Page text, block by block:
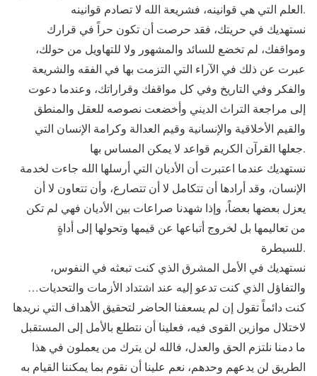
العلم التي هي قوانينه، فشريعة الله لا تصادم قوانينه.
نستهديك في حريتك، فقد حرصت أن تكون حراً في قرارك
ومواقفك، لم تخضع للسائد والمشهور ولا للتهاويل من حولك،
عبرت عن ذلك في الآراء التي التزمت بها في الفقه والشريعة
والفكر وفي التاريخ وفي كل مواقفك وقراراتك، وعندما دعوت
إلى مراجعة التراث الديني وأخضعت نصوصه للعقل والمنطق
والقيم الأخلاقية والإنسانية وقيم العدالة وكرامة الإنسان التي
جعلها القرآن الكريم قواعد لا يمكن المساس بها.
نستهديك عندما اعتبرت أن الأديان التي أرسلها الله جاءت لخدمة
الإنسان، وقد أرادها أن تتكامل لا أن تتصارع، وأن تتعاون لا أن
يعزل بعضها بعضاً، وإذا شهدنا صراعات بين الأديان فهي لم تكن
من تعاليمها بل لخروج أتباعها عن قيمها وتحولها إلى أداةٍ
للسيطرة.
نستهديك في الأمل المشرق الذي كنت تبعثه في النفوس،
والتفاؤل الذي كنت تدعو إليه عند اشتداد الأزمات والتحديات…
كنت دائماً تقول إن لم يسعفنا الحاضر لتحقيق الأهداف التي نريدها
لاختلال موازين القوى فيه، فعلينا أن نتطلع بالأمل إلى المستقبل
ما دمنا نلتزم الحق والعدل، فالله لن يترك من يعملون في هذا
الطريق لن يدعهم وحدهم، نعم علينا أن نقوم بما يمكننا القيام به